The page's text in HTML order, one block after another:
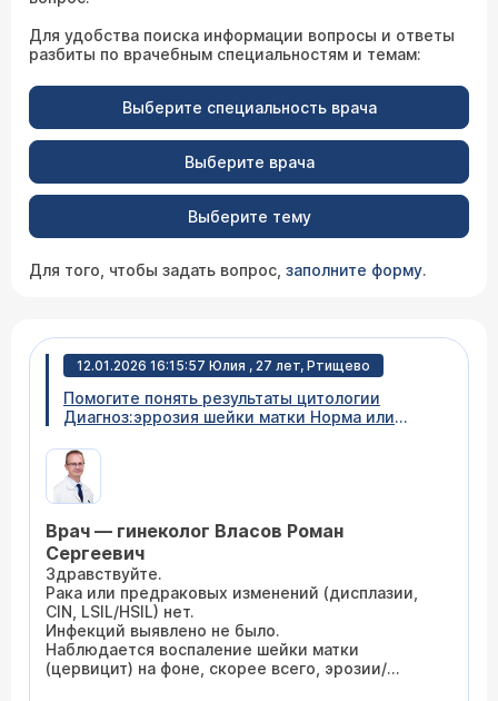
Для удобства поиска информации вопросы и ответы
разбиты по врачебным специальностям и темам:
Выберите специальность врача
Выберите врача
Выберите тему
Для того, чтобы задать вопрос, заполните форму.
12.01.2026 16:15:57 Юлия , 27 лет, Ртищево
Помогите понять результаты цитологии
Диагноз:эррозия шейки матки Норма или
1.3.воспалительный процесс слизистой 1.4.
Микроорганизмы не обнаружены 1.5. Другие
доброкачественные
цилиндрический, промежуточный,
поверхностный эпителий с реактивными
изменениями.
Врач — гинеколог Власов Роман
Сергеевич
Здравствуйте.
Рака или предраковых изменений (дисплазии,
CIN, LSIL/HSIL) нет.
Инфекций выявлено не было.
Наблюдается воспаление шейки матки
(цервицит) на фоне, скорее всего, эрозии/